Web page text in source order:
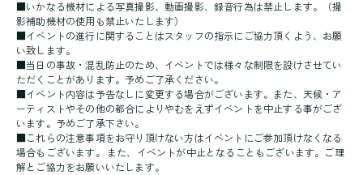
■いかなる機材による写真撮影、動画撮影、録音行為は禁止します。（撮
影補助機材の使用も禁止いたします）
■イベントの進行に関することはスタッフの指示にご協力頂くよう、お願
い致します。
■当日の事故・混乱防止のため、イベントでは様々な制限を設けさせてい
ただくことがあります。予めご了承ください。
■イベント内容は予告なしに変更する場合がございます。また、天候・ア
ーティストやその他の都合によりやむをえずイベントを中止する事がござ
います。予めご了承下さい。
■これらの注意事項をお守り頂けない方はイベントにご参加頂けなくなる
場合もございます。 また、イベントが中止となることもございます。ご理
解とご協力をお願いいたします。